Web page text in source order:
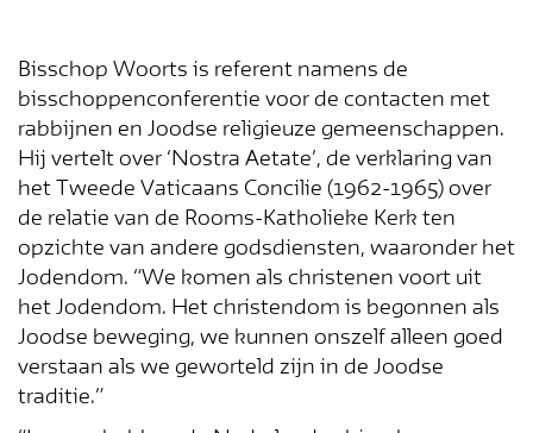
Bisschop Woorts is referent namens de
bisschoppenconferentie voor de contacten met
rabbijnen en Joodse religieuze gemeenschappen.
Hij vertelt over ‘Nostra Aetate’, de verklaring van
het Tweede Vaticaans Concilie (1962-1965) over
de relatie van de Rooms-Katholieke Kerk ten
opzichte van andere godsdiensten, waaronder het
Jodendom. “We komen als christenen voort uit
het Jodendom. Het christendom is begonnen als
Joodse beweging, we kunnen onszelf alleen goed
verstaan als we geworteld zijn in de Joodse
traditie.”